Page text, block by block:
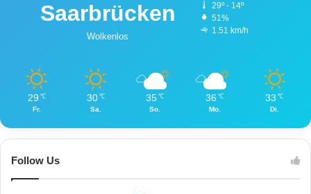
Saarbrücken
Wolkenlos
29º - 14º
51%
1.51 km/h
29 ℃
Fr.
30 ℃
Sa.
35 ℃
So.
36 ℃
Mo.
33 ℃
Di.
Follow Us